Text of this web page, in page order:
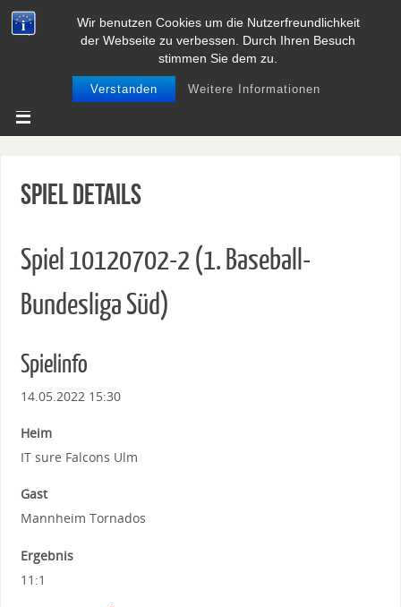
Wir benutzen Cookies um die Nutzerfreundlichkeit
der Webseite zu verbessen. Durch Ihren Besuch
stimmen Sie dem zu.
Verstanden Weitere Informationen
BASEBALL UND SOFTBALL IN
NIEDERSACHSEN
Spiel Details
Spiel 10120702-2 (1. Baseball-
Bundesliga Süd)
Spielinfo
14.05.2022 15:30
Heim
IT sure Falcons Ulm
Gast
Mannheim Tornados
Ergebnis
11:1